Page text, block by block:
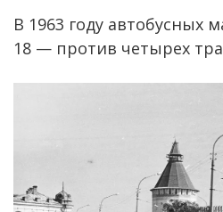
В 1963 году автобусных
18 — против четырех